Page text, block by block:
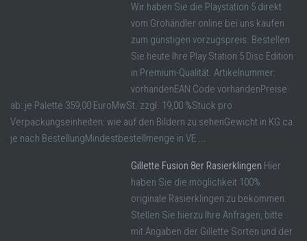
Wir haben Sie die Playstation 5 direkt
vom Grohändler online bei uns kaufen
zum günstigen vorzugspreis. Bestellen
Sie heute Ihre Play Station 5 Disc Edition
in Premium-Qualität. Artikelnummer:
vorhandenEAN Code vorhandenPreise
ab: je Palette 359,00 EuroMwSt. zzgl. 19,00 %Stück pro
Verpackungseinheiten: wie auf den Bildern zu sehenGewicht in KG ca.
je nach BestellungMindestbestellmenge in VE ...
Gillette Fusion 8er Rasierklingen Hier
haben Sie die möglichkeit 100%
originale Rasierklingen zu bekommen.
Stellen Sie hierzu Ihre Anfragen, bitte
mit Angaben der Gillette Sorten und der